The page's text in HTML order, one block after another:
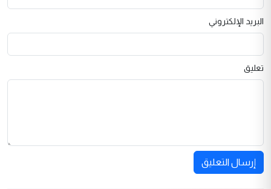
البريد الإلكتروني
تعليق
إرسال التعليق